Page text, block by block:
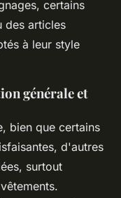
certains
des articles
à leur style
générale et
bien que certains
d'autres
surtout